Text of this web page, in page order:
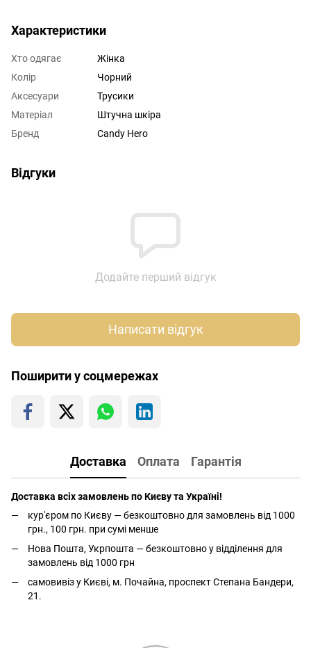
Характеристики
Хто одягає
Жінка
Колір
Чорний
Аксесуари
Трусики
Матеріал
Штучна шкіра
Бренд
Candy Hero
Відгуки
Додайте перший відгук
Написати відгук
Поширити у соцмережах
Доставка Оплата Гарантія
Доставка всіх замовлень по Києву та Україні!
кур'єром по Києву — безкоштовно для замовлень від 1000
грн., 100 грн. при сумі менше
Нова Пошта, Укрпошта — безкоштовно у відділення для
замовлень від 1000 грн
самовивіз у Києві, м. Почайна, проспект Степана Бандери,
21.